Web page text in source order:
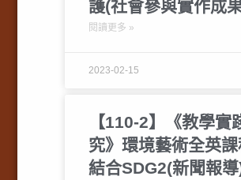
護(社會參與實作成
閱讀更多 »
2023-02-15
【110-2】《教學實
究》環境藝術全英
結合SDG2(新聞報導